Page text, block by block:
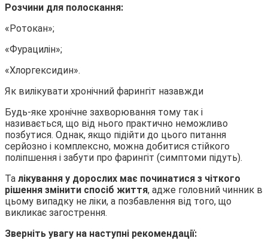
Розчини для полоскання:
«Ротокан»;
«Фурацилін»;
«Хлоргексидин».
Як вилікувати хронічний фарингіт назавжди
Будь-яке хронічне захворювання тому так і
називається, що від нього практично неможливо
позбутися. Однак, якщо підійти до цього питання
серйозно і комплексно, можна добитися стійкого
поліпшення і забути про фарингіт (симптоми підуть).
Та лікування у дорослих має починатися з чіткого
рішення змінити спосіб життя, адже головний чинник в
цьому випадку не ліки, а позбавлення від того, що
викликає загострення.
Зверніть увагу на наступні рекомендації: